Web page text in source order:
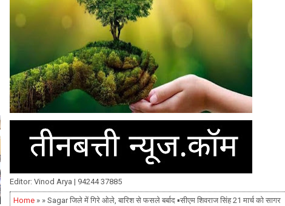
Editor: Vinod Arya | 94244 37885
Home » » Sagar जिले में गिरे ओले, बारिश से फसले बर्बाद ▪️सीएम शिवराज सिंह 21 मार्च को सागर